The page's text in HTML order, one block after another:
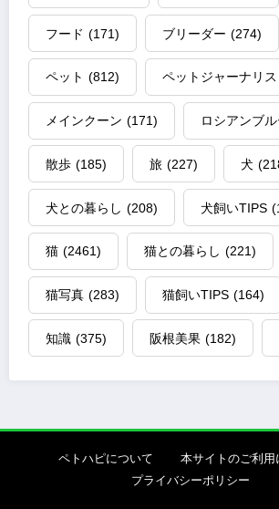
フード (171) ブリーダー (274)
ペット (812) ペットジャーナリス
メインクーン (171) ロシアンブル
散歩 (185) 旅 (227) 犬
犬との暮らし (208) 犬飼いTIPS
猫 (2461) 猫との暮らし (221)
猫写真 (283) 猫飼いTIPS (164)
知識 (375) 阪根美果 (182)
ペトハピについて
本サイトのご利用
プライバシーポリシー